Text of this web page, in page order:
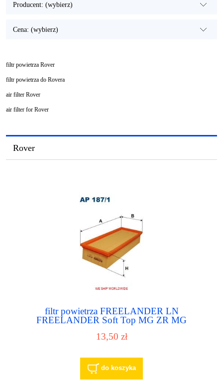
Producent: (wybierz)
Cena: (wybierz)
filtr powietrza Rover
filtr powietrza do Rovera
air filter Rover
air filter for Rover
Rover
filtr powietrza FREELANDER LN
FREELANDER Soft Top MG ZR MG
13,50 zł
do koszyka